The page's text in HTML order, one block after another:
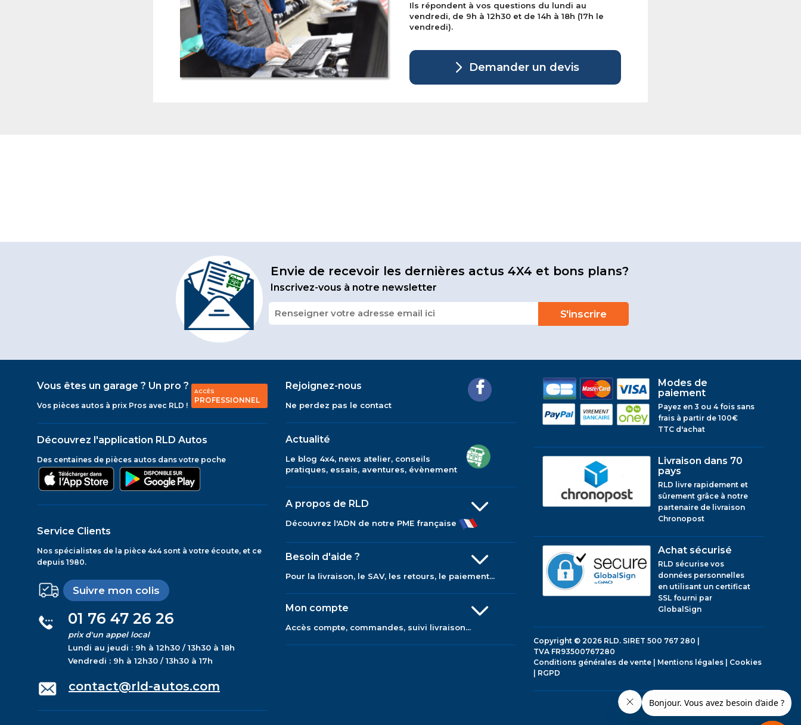
Ils répondent à vos questions du lundi au
vendredi, de 9h à 12h30 et de 14h à 18h (17h le
vendredi).
Demander un devis
Envie de recevoir les dernières actus 4X4 et bons plans?
Inscrivez-vous à notre newsletter
Vous êtes un garage ? Un pro ?
Vos pièces autos à prix Pros avec RLD !
ACCÈS
PROFESSIONNEL
Découvrez l'application RLD Autos
Des centaines de pièces autos dans votre poche
Service Clients
Nos spécialistes de la pièce 4x4 sont à votre écoute, et ce
depuis 1980.
Suivre mon colis
01 76 47 26 26
prix d'un appel local
Lundi au jeudi : 9h à 12h30 / 13h30 à 18h
Vendredi : 9h à 12h30 / 13h30 à 17h
contact@rld-autos.com
Rejoignez-nous
Ne perdez pas le contact
Actualité
Le blog 4x4, news atelier, conseils
pratiques, essais, aventures, évènement
A propos de RLD
Découvrez l'ADN de notre PME française
Besoin d'aide ?
Pour la livraison, le SAV, les retours, le paiement...
Mon compte
Accès compte, commandes, suivi livraison...
Modes de
paiement
Payez en 3 ou 4 fois sans
frais à partir de 100€
TTC d'achat
Livraison dans 70
pays
RLD livre rapidement et
sûrement grâce à notre
partenaire de livraison
Chronopost
Achat sécurisé
RLD sécurise vos
données personnelles
en utilisant un certificat
SSL fourni par
GlobalSign
Copyright © 2026 RLD. SIRET 500 767 280 |
TVA FR93500767280
Conditions générales de vente
Mentions légales
Cookies
RGPD